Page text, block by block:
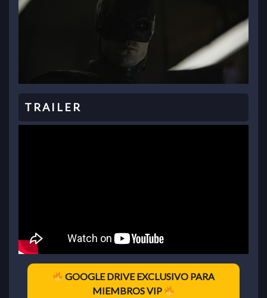
GOOGLE DRIVE EXCLUSIVO PARA
MIEMBROS VIP